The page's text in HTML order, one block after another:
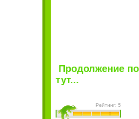
Продолжение
тут...
Рейтинг: 5